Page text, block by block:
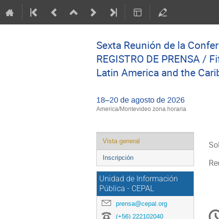
Sexta Reunión de la
REGISTRO DE PRENSA
Latin America and the
18–20 de agosto de 2026
America/Montevideo zona horaria
Event
menu
Vista general
Inscripción
Unidad de Información
Pública - CEPAL
prensa@cepal.org
(+56) 222102040